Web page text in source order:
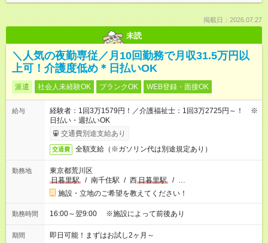
掲載日：2026.07.27
未読
＼人気の夜勤専従／月10回勤務で月収31.5万円以
上可！介護度低め＊日払いOK
派遣 社会人未経験OK ブランクOK WEB登録・面接OK
給与
経験者：1回3万1579円！／介護福祉士：1回3万2725円～！ ※
日払い・週払いOK
交通費別途支給あり
交通費 全額支給（※ガソリン代は別途規定あり）
勤務地
東京都荒川区
日暮里駅
/ 南千住駅 / 西日暮里駅 / …
施設・立地のご希望を教えてください！
勤務時間 16:00～翌9:00 ※施設によって前後あり
期間 即日可能！まずはお試し2ヶ月～